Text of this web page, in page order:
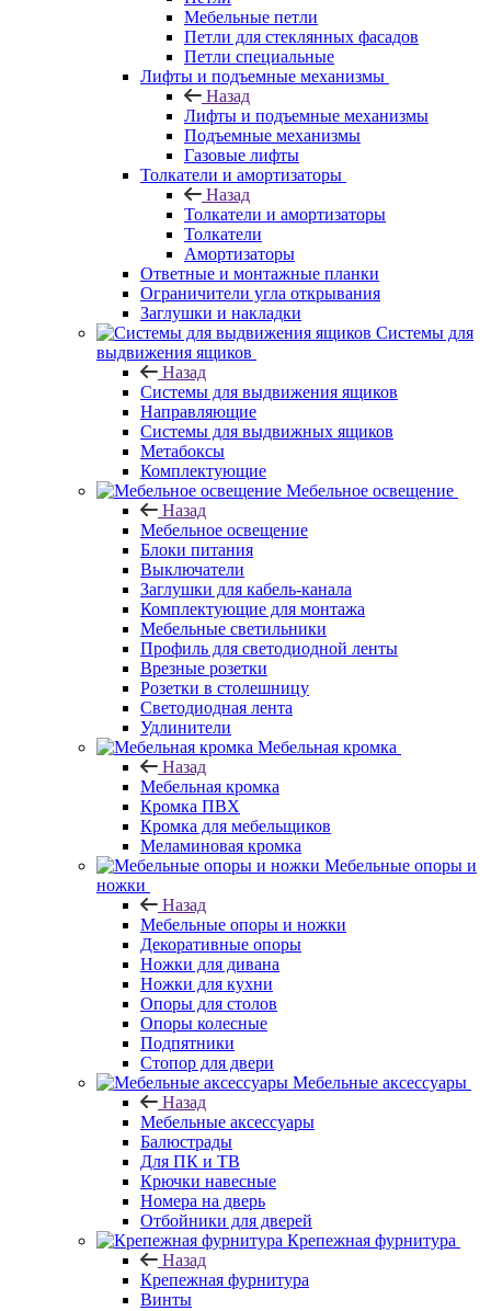
Мебельные петли
Петли для стеклянных фасадов
Петли специальные
Лифты и подъемные механизмы
Назад
Лифты и подъемные механизмы
Подъемные механизмы
Газовые лифты
Толкатели и амортизаторы
Назад
Толкатели и амортизаторы
Толкатели
Амортизаторы
Ответные и монтажные планки
Ограничители угла открывания
Заглушки и накладки
Системы для
выдвижения ящиков
Назад
Системы для выдвижения ящиков
Направляющие
Системы для выдвижных ящиков
Метабоксы
Комплектующие
Мебельное освещение
Назад
Мебельное освещение
Блоки питания
Выключатели
Заглушки для кабель-канала
Комплектующие для монтажа
Мебельные светильники
Профиль для светодиодной ленты
Врезные розетки
Розетки в столешницу
Светодиодная лента
Удлинители
Мебельная кромка
Назад
Мебельная кромка
Кромка ПВХ
Кромка для мебельщиков
Меламиновая кромка
Мебельные опоры и
ножки
Назад
Мебельные опоры и ножки
Декоративные опоры
Ножки для дивана
Ножки для кухни
Опоры для столов
Опоры колесные
Подпятники
Стопор для двери
Мебельные аксессуары
Назад
Мебельные аксессуары
Балюстрады
Для ПК и ТВ
Крючки навесные
Номера на дверь
Отбойники для дверей
Крепежная фурнитура
Назад
Крепежная фурнитура
Винты